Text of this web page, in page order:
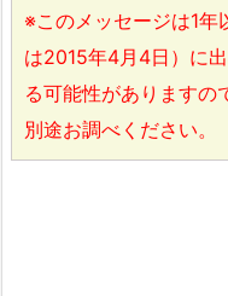
※このメッセージは1年
は2015年4月4日）に
る可能性がありますの
別途お調べください。